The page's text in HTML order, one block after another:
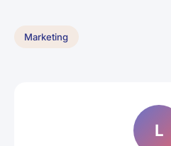
Marketing
L